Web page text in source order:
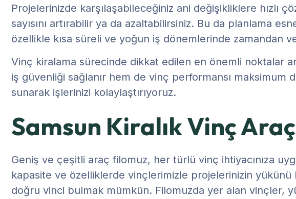
Projelerinizde karşılaşabileceğiniz ani değişikliklere hızlı
sayısını artırabilir ya da azaltabilirsiniz. Bu da planlama
özellikle kısa süreli ve yoğun iş dönemlerinde zamandan
Vinç kiralama sürecinde dikkat edilen en önemli noktalar
iş güvenliği sağlanır hem de vinç performansı maksimum
sunarak işlerinizi kolaylaştırıyoruz.
Samsun Kiralık Vinç
Geniş ve çeşitli araç filomuz, her türlü vinç ihtiyacınıza
kapasite ve özelliklerde vinçlerimizle projelerinizin
doğru vinci bulmak mümkün. Filomuzda yer alan vinçler,